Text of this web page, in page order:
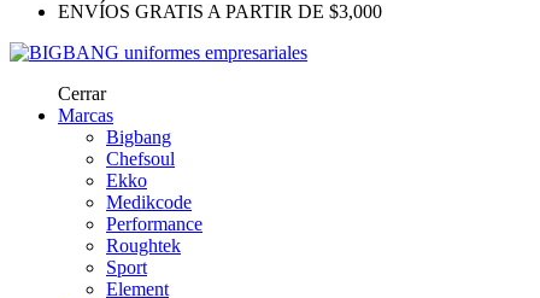
ENVÍOS GRATIS A PARTIR DE $3,000
Cerrar
Marcas
Bigbang
Chefsoul
Ekko
Medikcode
Performance
Roughtek
Sport
Element